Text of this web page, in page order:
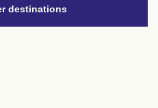
destinations